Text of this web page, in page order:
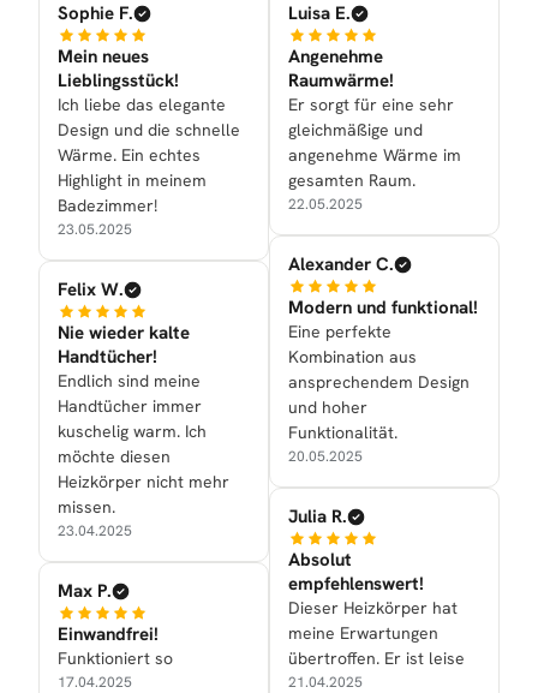
Sophie F.
Mein neues
Lieblingsstück!
Ich liebe das elegante
Design und die schnelle
Wärme. Ein echtes
Highlight in meinem
Badezimmer!
23.05.2025
Felix W.
Nie wieder kalte
Handtücher!
Endlich sind meine
Handtücher immer
kuschelig warm. Ich
möchte diesen
Heizkörper nicht mehr
missen.
23.04.2025
Max P.
Einwandfrei!
Funktioniert so
17.04.2025
Luisa E.
Angenehme
Raumwärme!
Er sorgt für eine sehr
gleichmäßige und
angenehme Wärme im
gesamten Raum.
22.05.2025
Alexander C.
Modern und funktional!
Eine perfekte
Kombination aus
ansprechendem Design
und hoher
Funktionalität.
20.05.2025
Julia R.
Absolut
empfehlenswert!
Dieser Heizkörper hat
meine Erwartungen
übertroffen. Er ist leise
21.04.2025